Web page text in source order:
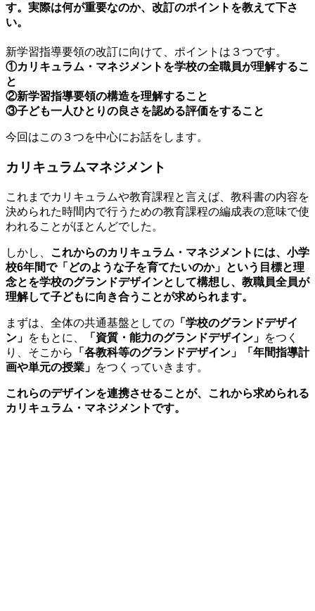
す。実際は何が重要なのか、改訂のポイントを教えて下さ
い。
新学習指導要領の改訂に向けて、ポイントは３つです。
①カリキュラム・マネジメントを学校の全職員が理解するこ
と
②新学習指導要領の構造を理解すること
③子ども一人ひとりの良さを認める評価をすること
今回はこの３つを中心にお話をします。
カリキュラムマネジメント
これまでカリキュラムや教育課程と言えば、教科書の内容を
決められた時間内で行うための教育課程の編成表の意味で使
われることがほとんどでした。
しかし、 これからのカリキュラム・マネジメントには、小学
校6年間で「どのような子を育てたいのか」という目標と理
念とを学校のグランドデザインとして構想し、教職員全員が
理解して子どもに向き合うことが求められます。
まずは、全体の共通基盤としての 「学校のグランドデザイ
ン」 をもとに、 「資質・能力のグランドデザイン」 をつく
り、そこから
「各教科等のグランドデザイン」「年間指導計
画や単元の授業」 をつくっていきます。
これらのデザインを連携させることが、これから求められる
カリキュラム・マネジメントです。